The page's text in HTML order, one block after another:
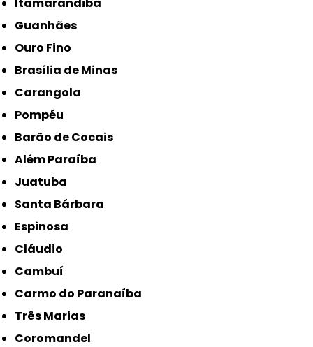
Guanhães
Ouro Fino
Brasília de Minas
Carangola
Pompéu
Barão de Cocais
Além Paraíba
Juatuba
Santa Bárbara
Espinosa
Cláudio
Cambuí
Carmo do Paranaíba
Três Marias
Coromandel